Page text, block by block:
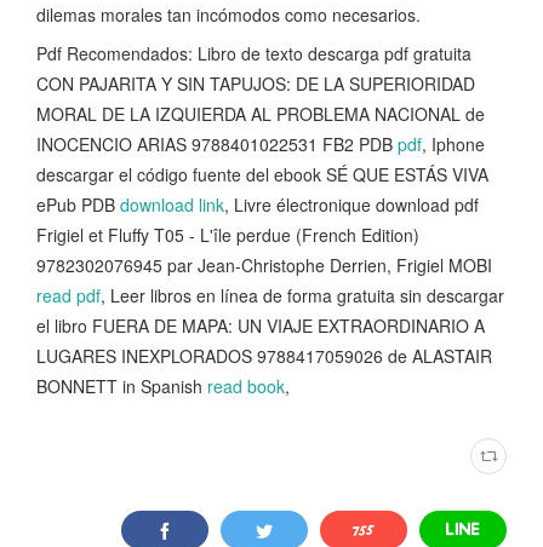
dilemas morales tan incómodos como necesarios.
Pdf Recomendados: Libro de texto descarga pdf gratuita
CON PAJARITA Y SIN TAPUJOS: DE LA SUPERIORIDAD
MORAL DE LA IZQUIERDA AL PROBLEMA NACIONAL de
INOCENCIO ARIAS 9788401022531 FB2 PDB pdf, Iphone
descargar el código fuente del ebook SÉ QUE ESTÁS VIVA
ePub PDB download link, Livre électronique download pdf
Frigiel et Fluffy T05 - L'île perdue (French Edition)
9782302076945 par Jean-Christophe Derrien, Frigiel MOBI
read pdf, Leer libros en línea de forma gratuita sin descargar
el libro FUERA DE MAPA: UN VIAJE EXTRAORDINARIO A
LUGARES INEXPLORADOS 9788417059026 de ALASTAIR
BONNETT in Spanish read book,